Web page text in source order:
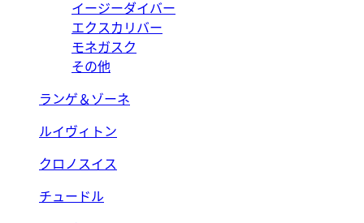
イージーダイバー
エクスカリバー
モネガスク
その他
ランゲ＆ゾーネ
ルイヴィトン
クロノスイス
チュードル